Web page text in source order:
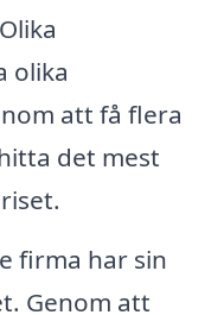
olika
att få flera
det mest
firma har sin
Genom att